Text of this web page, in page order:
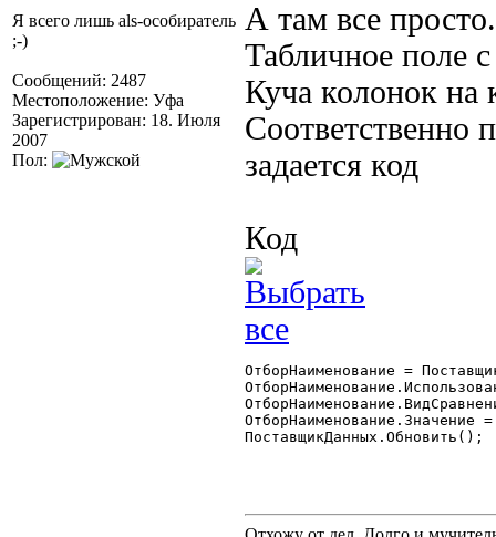
Я всего лишь als-особиратель
;-)
Сообщений: 2487
Местоположение: Уфа
Зарегистрирован: 18. Июля
2007
Пол:
А там все просто.
Табличное поле
Куча колонок
Соответственно
задается код
Код
ОтборНаименование =
ОтборНаименование.Значение
ПоставщикДанных.Обновить();